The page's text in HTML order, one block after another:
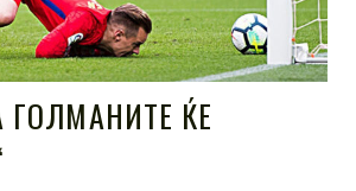
ГОЛМАНИТЕ ЌЕ